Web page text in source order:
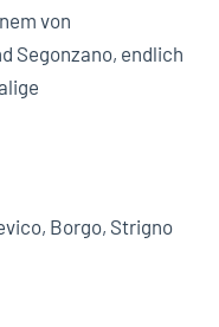
von
Segonzano, endlich
Borgo, Strigno